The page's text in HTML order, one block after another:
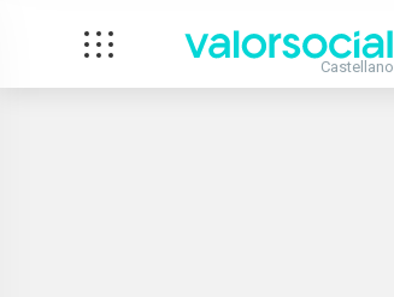
Castellano